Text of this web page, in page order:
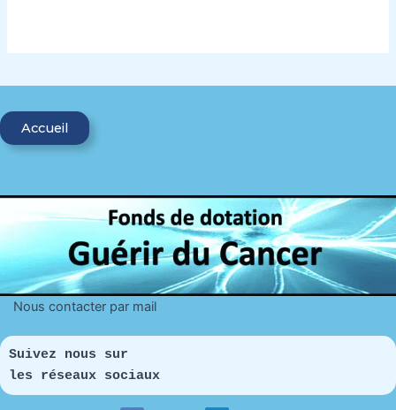
Accueil
Nous contacter par mail
Suivez nous sur
les réseaux sociaux